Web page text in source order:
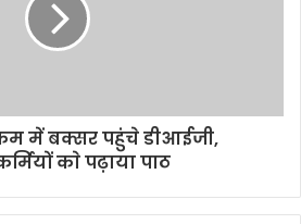
में बक्सर पहुंचे डीआईजी,
काे पढ़ाया पाठ